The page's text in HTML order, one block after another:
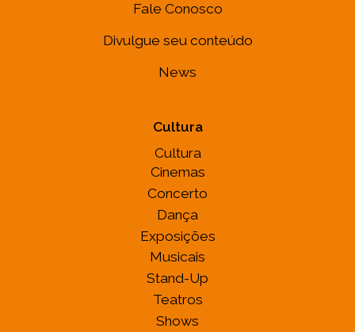
Fale Conosco
Divulgue seu conteúdo
News
Cultura
Cultura
Cinemas
Concerto
Dança
Exposições
Musicais
Stand-Up
Teatros
Shows